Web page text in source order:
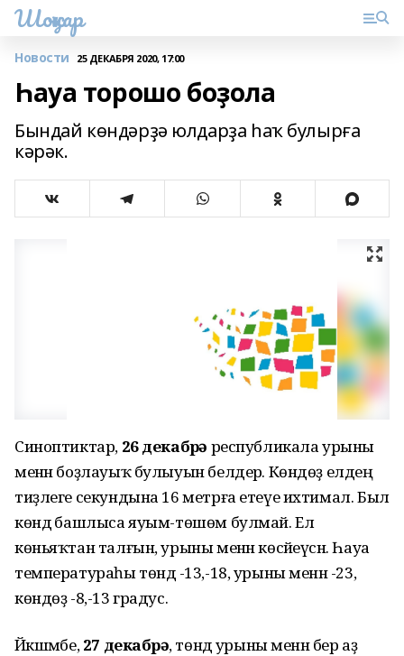
Шоңҡар
Новости 25 ДЕКАБРЯ 2020, 17:00
Һауа торошо боҙола
Бындай көндәрҙә юлдарҙа һаҡ булырға
кәрәк.
Синоптиктар, 26 декабрҙә республикала урыны
менән боҙлауыҡ булыуын белдерә. Көндөҙ елдең
тиҙлеге секундына 16 метрға етеүе ихтимал. Был
көндә башлыса яуым-төшөм булмай. Ел
көньяҡтан талғын, урыны менән көсәйеүсән. Һауа
температураһы төндә -13,-18, урыны менән -23,
көндөҙ -8,-13 градус.
Йәкшәмбе,27 декабрҙә, төндә урыны менән бер аҙ